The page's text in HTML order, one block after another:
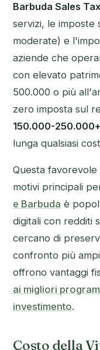
Barbuda Sales
servizi, le imposte
moderate) e
aziende che
con elevato
500.000 o più
zero imposta sul
150.000-
lunga qualsiasi
Questa
motivi principali
e Barbuda è
digitali con redditi
cercano di
confronto più
offrono vantaggi
ai migliori
investimento.
Costo della